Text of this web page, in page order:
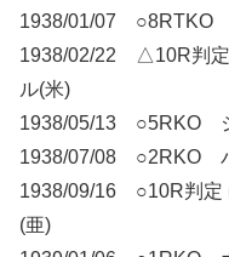
1938/01/07 ○8RTKO
1938/02/22 △10R判
ル(米)
1938/05/13 ○5RKO
1938/07/08 ○2RKO
1938/09/16 ○10R判定
(亜)